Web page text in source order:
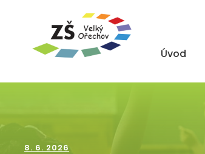
Úvod
8. 6. 2026